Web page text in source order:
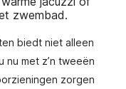
zwembad.
biedt niet alleen
nu met z’n tweeën
zorgen